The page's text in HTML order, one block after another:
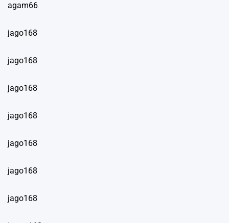
agam66
jago168
jago168
jago168
jago168
jago168
jago168
jago168